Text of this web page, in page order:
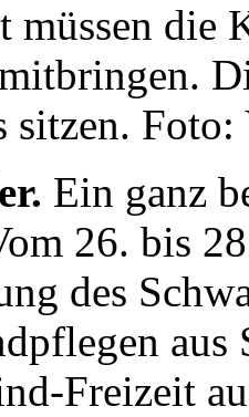
müssen die
sitzen.
Ein ganz
26. bis
des
aus
Freizeit